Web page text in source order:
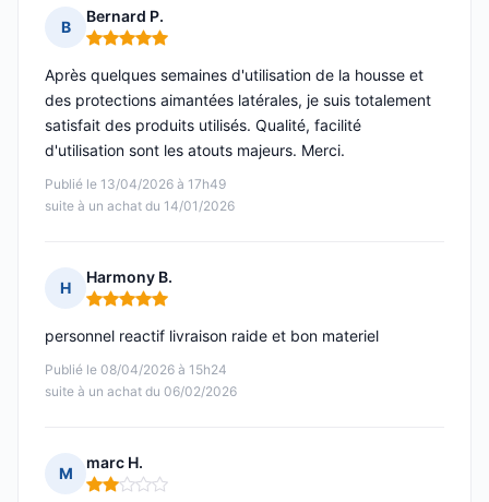
B
Bernard P.
Note : 5 sur 5
Publié le 13/04/2026 à 17h49
suite à un achat du 14/01/2026
Après quelques semaines d'utilisation de la housse et
des protections aimantées latérales, je suis totalement
satisfait des produits utilisés. Qualité, facilité
d'utilisation sont les atouts majeurs. Merci.
H
Harmony B.
Note : 5 sur 5
Publié le 08/04/2026 à 15h24
suite à un achat du 06/02/2026
personnel reactif livraison raide et bon materiel
M
marc H.
Note : 2 sur 5